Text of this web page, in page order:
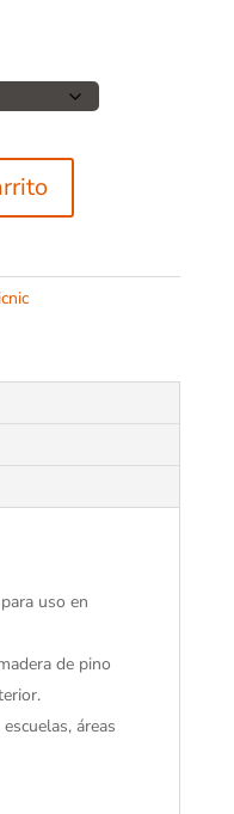
uso en
de pino
áreas